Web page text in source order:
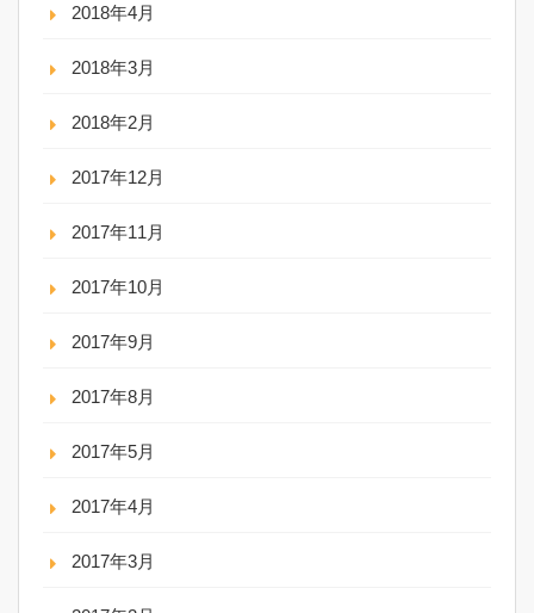
2018年4月
2018年3月
2018年2月
2017年12月
2017年11月
2017年10月
2017年9月
2017年8月
2017年5月
2017年4月
2017年3月